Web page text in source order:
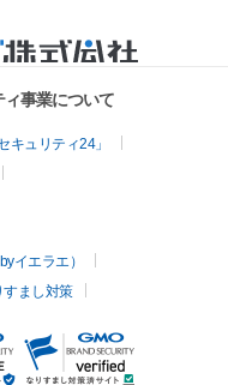
事業について
キュリティ24」
イエラエ）
すまし対策